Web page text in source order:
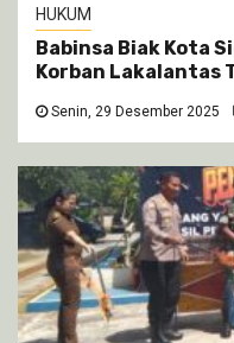
HUKUM
Babinsa Biak Kota
Korban Lakalantas
Senin, 29 Desember 2025